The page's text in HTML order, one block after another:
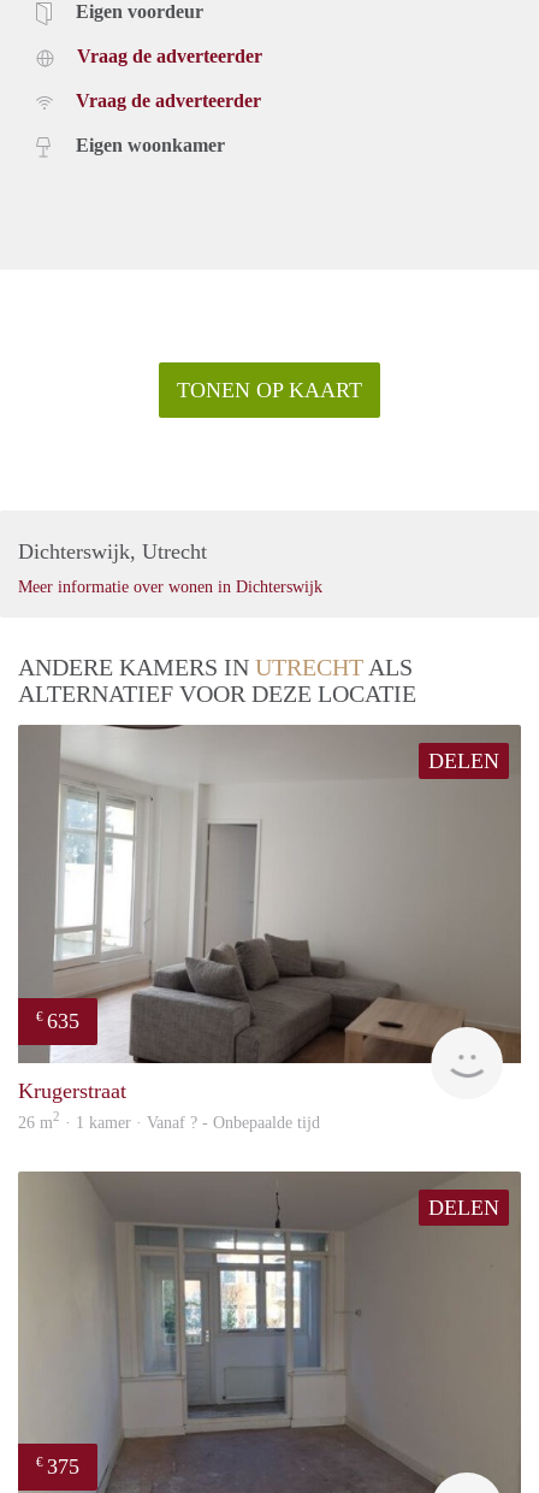
Eigen voordeur
Vraag de adverteerder
Vraag de adverteerder
Eigen woonkamer
TONEN OP KAART
Dichterswijk, Utrecht
Meer informatie over wonen in Dichterswijk
ANDERE KAMERS IN UTRECHTALS
ALTERNATIEF VOOR DEZE LOCATIE
DELEN
€ 635
Krugerstraat
26 m2 · 1 kamer · Vanaf ? - Onbepaalde tijd
DELEN
€ 375